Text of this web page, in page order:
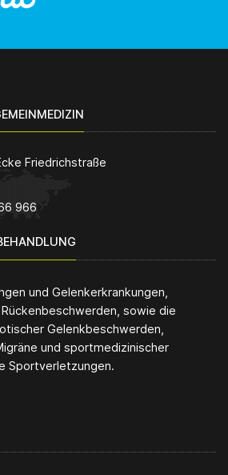
Friedrichstraße
966
und Gelenkerkrankungen,
sowie die
Gelenkbeschwerden,
und sportmedizinischer
Sportverletzungen.